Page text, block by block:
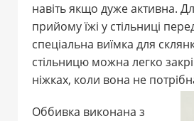
навіть якщо дуже активна.
прийому їжі у стільниці
спеціальна виїмка для
стільницю можна легко
ніжках, коли вона не
Оббивка виконана з